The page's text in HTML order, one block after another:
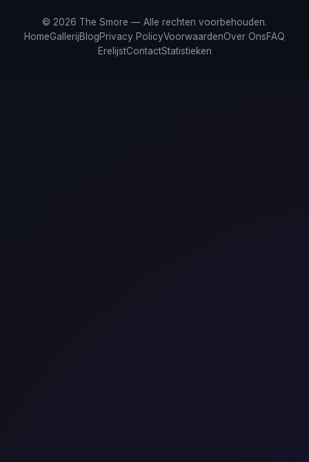
© 2026 The Smore — Alle rechten voorbehouden.
HomeGallerijBlogPrivacy PolicyVoorwaardenOver OnsFAQ
ErelijstContactStatistieken